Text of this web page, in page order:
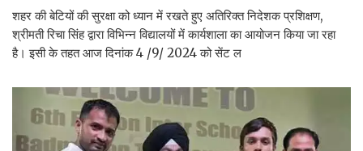
शहर की बेटियों की सुरक्षा को ध्यान में रखते हुए अतिरिक्त निदेशक प्रशिक्षण,
श्रीमती रिचा सिंह द्वारा विभिन्न विद्यालयों में कार्यशाला का आयोजन किया जा रहा
है। इसी के तहत आज दिनांक 4 /9/ 2024 को सेंट ल